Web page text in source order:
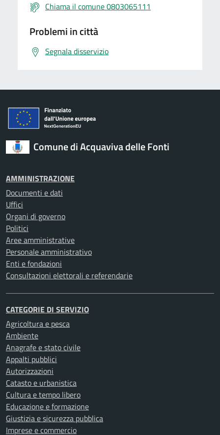
Chiama il comune 0803065111
Problemi in città
Segnala disservizio
Comune di Acquaviva delle Fonti
AMMINISTRAZIONE
Documenti e dati
Uffici
Organi di governo
Politici
Aree amministrative
Personale amministrativo
Enti e fondazioni
Consultazioni elettorali e referendarie
CATEGORIE DI SERVIZIO
Agricoltura e pesca
Ambiente
Anagrafe e stato civile
Appalti pubblici
Autorizzazioni
Catasto e urbanistica
Cultura e tempo libero
Educazione e formazione
Giustizia e sicurezza pubblica
Imprese e commercio